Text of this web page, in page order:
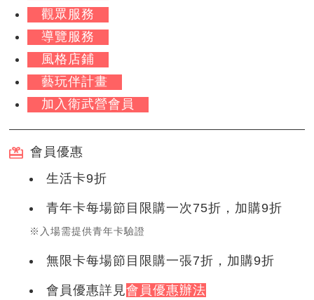
觀眾服務
導覽服務
風格店鋪
藝玩伴計畫
加入衛武營會員
會員優惠
生活卡9折
青年卡每場節目限購一次75折，加購9折
※入場需提供青年卡驗證
無限卡每場節目限購一張7折，加購9折
會員優惠詳見會員優惠辦法